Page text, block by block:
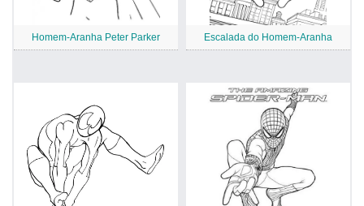
Homem-Aranha Peter Parker Escalada do Homem-Aranha